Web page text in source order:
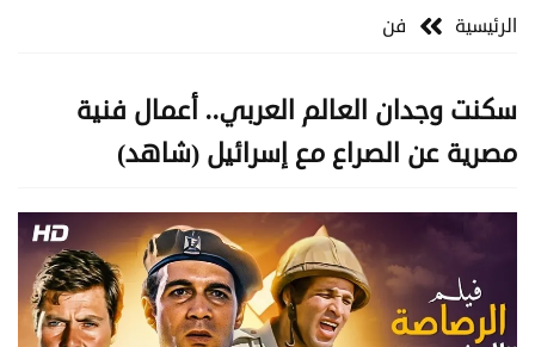
الرئيسية فن
سكنت وجدان العالم العربي.. أعمال فنية
مصرية عن الصراع مع إسرائيل (شاهد)